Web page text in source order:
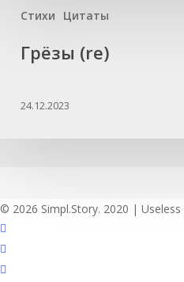
Стихи Цитаты
Грёзы (re)
24.12.2023
© 2026 Simpl.Story. 2020 | Useless
twitter
youtube
instagram